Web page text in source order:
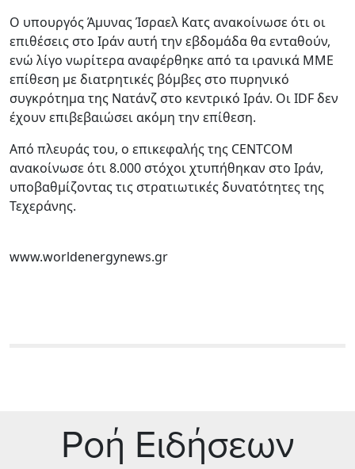
Ο υπουργός Άμυνας Ίσραελ Κατς ανακοίνωσε ότι οι
επιθέσεις στο Ιράν αυτή την εβδομάδα θα ενταθούν,
ενώ λίγο νωρίτερα αναφέρθηκε από τα ιρανικά ΜΜΕ
επίθεση με διατρητικές βόμβες στο πυρηνικό
συγκρότημα της Νατάνζ στο κεντρικό Ιράν. Οι IDF δεν
έχουν επιβεβαιώσει ακόμη την επίθεση.
Από πλευράς του, ο επικεφαλής της CENTCOM
ανακοίνωσε ότι 8.000 στόχοι χτυπήθηκαν στο Ιράν,
υποβαθμίζοντας τις στρατιωτικές δυνατότητες της
Τεχεράνης.
www.worldenergynews.gr
Ρoή Ειδήσεων